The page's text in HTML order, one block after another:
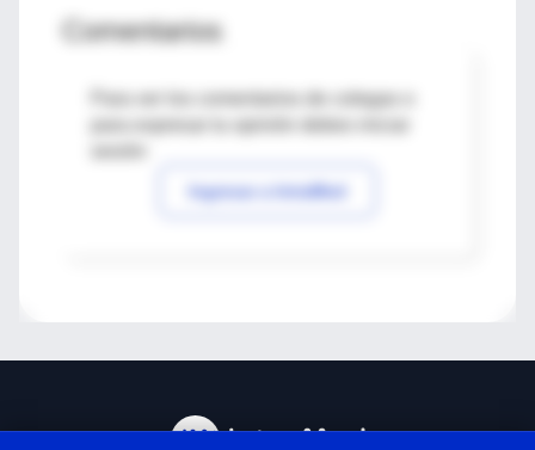
Comentarios
Para ver los comentarios de colegas o
Ingresar a IntraMed